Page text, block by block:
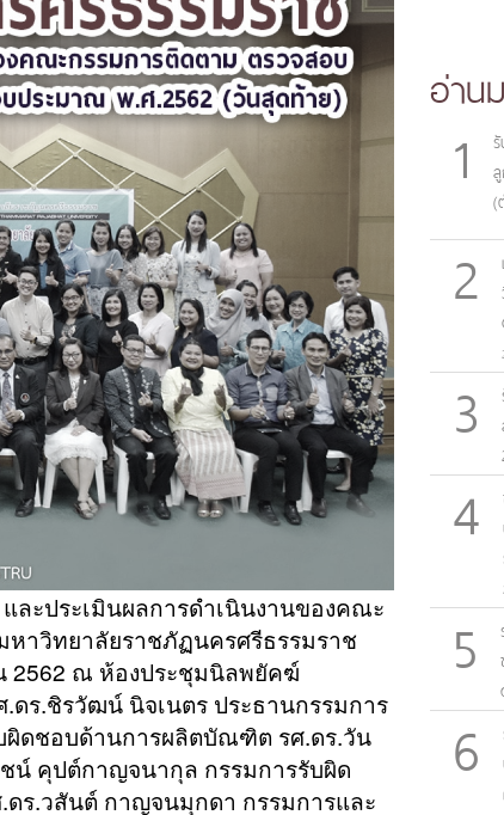
ะประเมินผลการดำเนินงานของคณะ
หาวิทยาลัยราชภัฏนครศรีธรรมราช
2562 ณ ห้องประชุมนิลพยัคฆ์
ดร.ชิรวัฒน์ นิจเนตร ประธานกรรมการ
ผิดชอบด้านการผลิตบัณฑิต รศ.ดร.วัน
น์ คุปต์กาญจนากุล กรรมการรับผิด
ร.วสันต์ กาญจนมุกดา กรรมการและ
อ่าน
1
(
2
3
4
5
6